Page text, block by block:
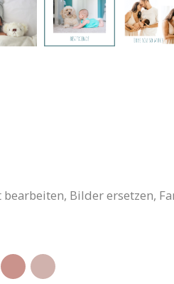
Bilder ersetzen,